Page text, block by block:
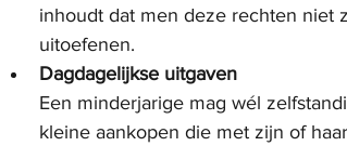
inhoudt dat men deze rechten niet
uitoefenen.
Dagdagelijkse uitgaven
Een minderjarige mag wél
kleine aankopen die met zijn of